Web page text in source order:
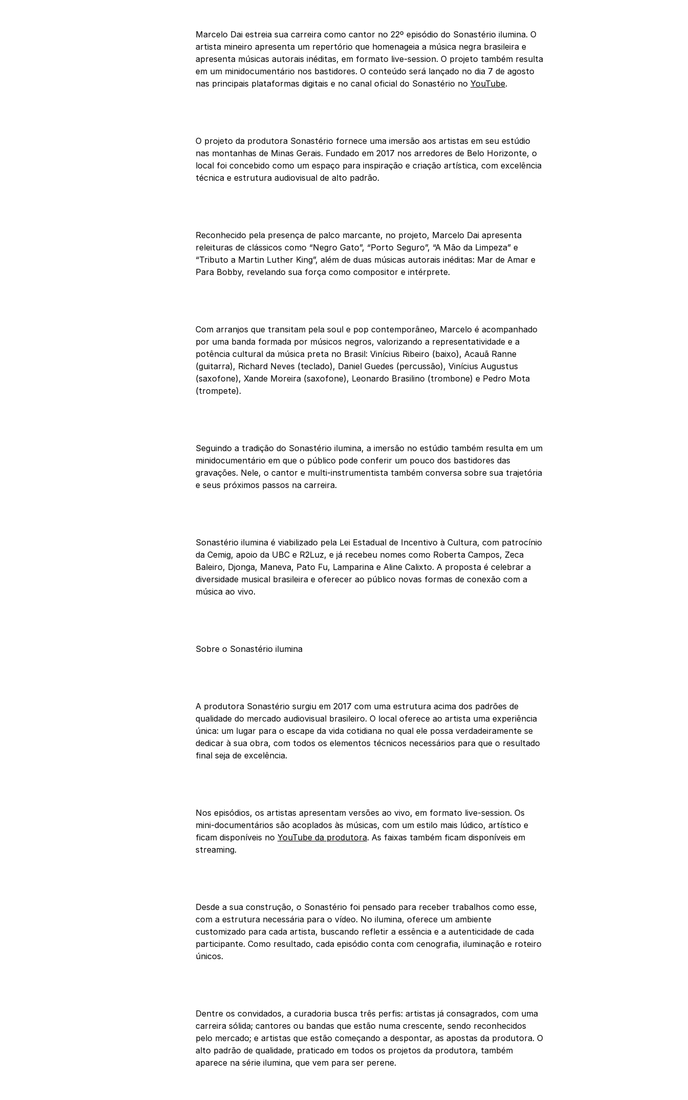
Marcelo Dai estreia sua carreira como cantor no 22º episódio do Sonastério ilumina. O
artista mineiro apresenta um repertório que homenageia a música negra brasileira e
apresenta músicas autorais inéditas, em formato live-session. O projeto também resulta
em um minidocumentário nos bastidores. O conteúdo será lançado no dia 7 de agosto
nas principais plataformas digitais e no canal oficial do Sonastério no YouTube.
O projeto da produtora Sonastério fornece uma imersão aos artistas em seu estúdio
nas montanhas de Minas Gerais. Fundado em 2017 nos arredores de Belo Horizonte, o
local foi concebido como um espaço para inspiração e criação artística, com excelência
técnica e estrutura audiovisual de alto padrão.
Reconhecido pela presença de palco marcante, no projeto, Marcelo Dai apresenta
releituras de clássicos como “Negro Gato”, “Porto Seguro”, “A Mão da Limpeza” e
“Tributo a Martin Luther King”, além de duas músicas autorais inéditas: Mar de Amar e
Para Bobby, revelando sua força como compositor e intérprete.
Com arranjos que transitam pela soul e pop contemporâneo, Marcelo é acompanhado
por uma banda formada por músicos negros, valorizando a representatividade e a
potência cultural da música preta no Brasil: Vinícius Ribeiro (baixo), Acauã Ranne
(guitarra), Richard Neves (teclado), Daniel Guedes (percussão), Vinícius Augustus
(saxofone), Xande Moreira (saxofone), Leonardo Brasilino (trombone) e Pedro Mota
(trompete).
Seguindo a tradição do Sonastério ilumina, a imersão no estúdio também resulta em um
minidocumentário em que o público pode conferir um pouco dos bastidores das
gravações. Nele, o cantor e multi-instrumentista também conversa sobre sua trajetória
e seus próximos passos na carreira.
Sonastério ilumina é viabilizado pela Lei Estadual de Incentivo à Cultura, com patrocínio
da Cemig, apoio da UBC e R2Luz, e já recebeu nomes como Roberta Campos, Zeca
Baleiro, Djonga, Maneva, Pato Fu, Lamparina e Aline Calixto. A proposta é celebrar a
diversidade musical brasileira e oferecer ao público novas formas de conexão com a
música ao vivo.
Sobre o Sonastério ilumina
A produtora Sonastério surgiu em 2017 com uma estrutura acima dos padrões de
qualidade do mercado audiovisual brasileiro. O local oferece ao artista uma experiência
única: um lugar para o escape da vida cotidiana no qual ele possa verdadeiramente se
dedicar à sua obra, com todos os elementos técnicos necessários para que o resultado
final seja de excelência.
Nos episódios, os artistas apresentam versões ao vivo, em formato live-session. Os
mini-documentários são acoplados às músicas, com um estilo mais lúdico, artístico e
ficam disponíveis no YouTube da produtora. As faixas também ficam disponíveis em
streaming.
Desde a sua construção, o Sonastério foi pensado para receber trabalhos como esse,
com a estrutura necessária para o vídeo. No ilumina, oferece um ambiente
customizado para cada artista, buscando refletir a essência e a autenticidade de cada
participante. Como resultado, cada episódio conta com cenografia, iluminação e roteiro
únicos.
Dentre os convidados, a curadoria busca três perfis: artistas já consagrados, com uma
carreira sólida; cantores ou bandas que estão numa crescente, sendo reconhecidos
pelo mercado; e artistas que estão começando a despontar, as apostas da produtora. O
alto padrão de qualidade, praticado em todos os projetos da produtora, também
aparece na série ilumina, que vem para ser perene.